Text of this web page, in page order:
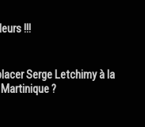
!!!
Serge Letchimy à la
?